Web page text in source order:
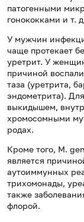
патогенными
гонококками и т.
У мужчин
чаще протекает
уретрит. У
причиной
таза (уретрита,
эндометрита).
выкидышем,
хромосомными
родах.
Кроме того, M.
является
аутоиммунных
трихомонады,
также
флорой.